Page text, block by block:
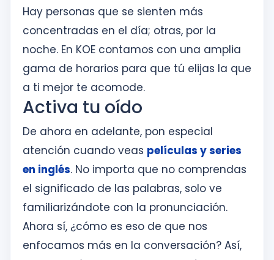
Hay personas que se sienten más
concentradas en el día; otras, por la
noche. En KOE contamos con una amplia
gama de horarios para que tú elijas la que
a ti mejor te acomode.
Activa tu oído
De ahora en adelante, pon especial
atención cuando veas películas y series
en inglés. No importa que no comprendas
el significado de las palabras, solo ve
familiarizándote con la pronunciación.
Ahora sí, ¿cómo es eso de que nos
enfocamos más en la conversación? Así,